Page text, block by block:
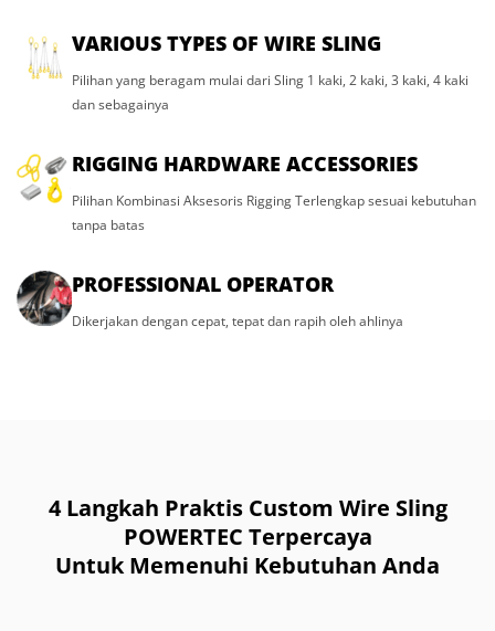
VARIOUS TYPES OF WIRE SLING
Pilihan yang beragam mulai dari Sling 1 kaki, 2 kaki, 3 kaki, 4 kaki
dan sebagainya
RIGGING HARDWARE ACCESSORIES
Pilihan Kombinasi Aksesoris Rigging Terlengkap sesuai kebutuhan
tanpa batas
PROFESSIONAL OPERATOR
Dikerjakan dengan cepat, tepat dan rapih oleh ahlinya
4 Langkah Praktis Custom Wire Sling
POWERTEC Terpercaya
Untuk Memenuhi Kebutuhan Anda